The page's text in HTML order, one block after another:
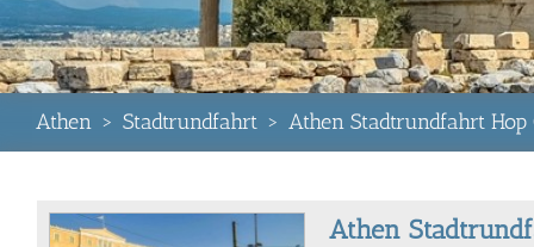
Athen > Stadtrundfahrt > Athen Stadtrundfahrt
Athen